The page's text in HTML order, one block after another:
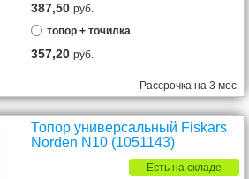
387,50руб.
топор + точилка
357,20руб.
Рассрочка на 3 мес.
Топор универсальный Fiskars
Norden N10 (1051143)
Есть на складе